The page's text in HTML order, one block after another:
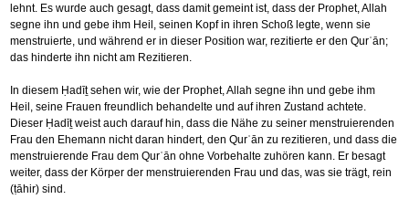
lehnt. Es wurde auch gesagt, dass damit gemeint ist, dass der Prophet, Allah
segne ihn und gebe ihm Heil, seinen Kopf in ihren Schoß legte, wenn sie
menstruierte, und während er in dieser Position war, rezitierte er den Qurʾān;
das hinderte ihn nicht am Rezitieren.
In diesem Ḥadīṯ sehen wir, wie der Prophet, Allah segne ihn und gebe ihm
Heil, seine Frauen freundlich behandelte und auf ihren Zustand achtete.
Dieser Ḥadīṯ weist auch darauf hin, dass die Nähe zu seiner menstruierenden
Frau den Ehemann nicht daran hindert, den Qurʾān zu rezitieren, und dass die
menstruierende Frau dem Qurʾān ohne Vorbehalte zuhören kann. Er besagt
weiter, dass der Körper der menstruierenden Frau und das, was sie trägt, rein
(ṭāhir) sind.